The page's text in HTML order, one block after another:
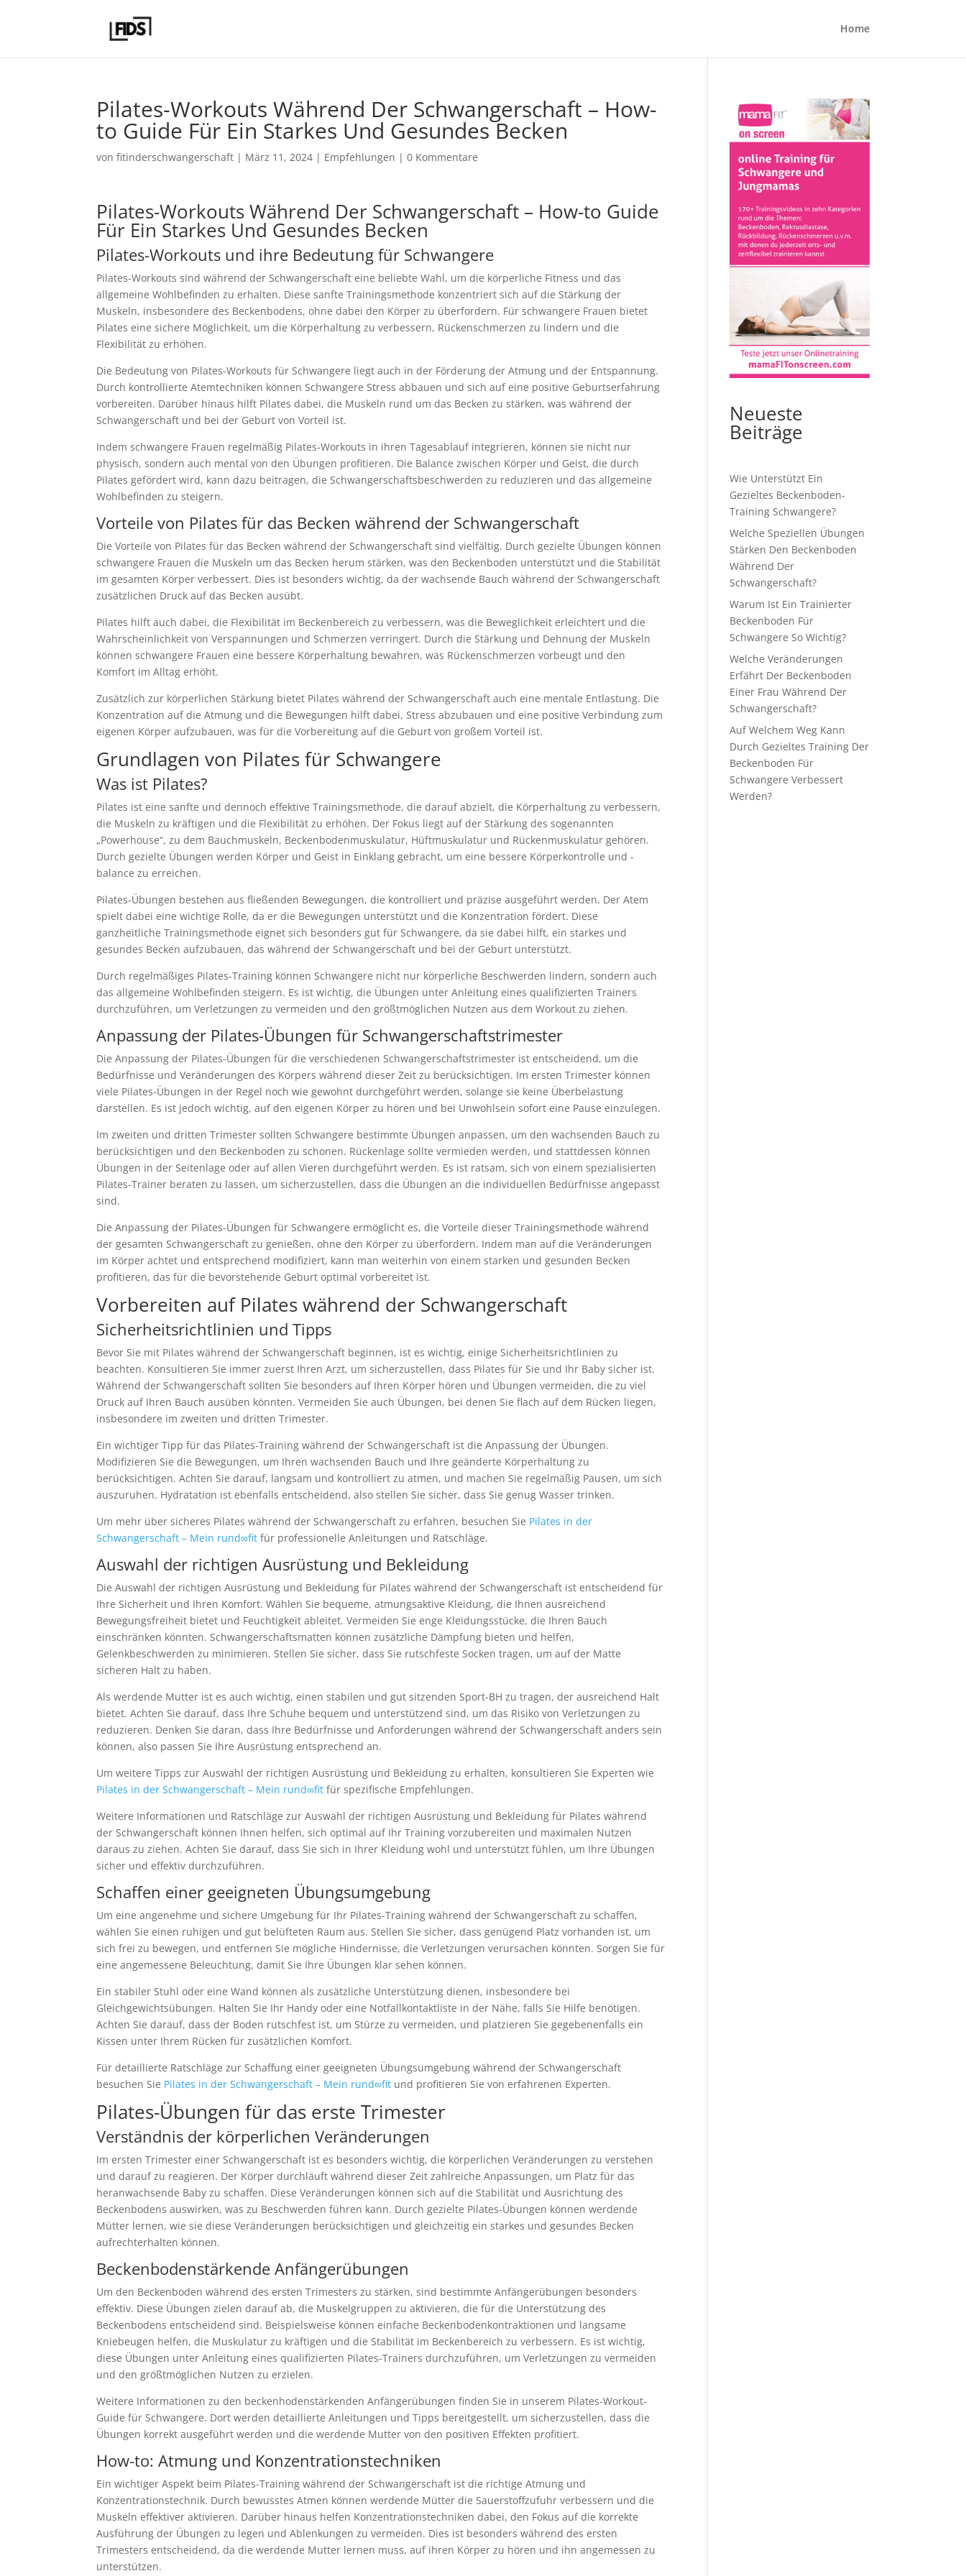
Home
Pilates-Workouts Während Der Schwangerschaft – How-
to Guide Für Ein Starkes Und Gesundes Becken
vonfitinderschwangerschaft | März 11, 2024 | Empfehlungen |0 Kommentare
Pilates-Workouts Während Der Schwangerschaft – How-to Guide
Für Ein Starkes Und Gesundes Becken
Pilates-Workouts und ihre Bedeutung für Schwangere
Pilates-Workouts sind während der Schwangerschaft eine beliebte Wahl, um die körperliche Fitness und das
allgemeine Wohlbefinden zu erhalten. Diese sanfte Trainingsmethode konzentriert sich auf die Stärkung der
Muskeln, insbesondere des Beckenbodens, ohne dabei den Körper zu überfordern. Für schwangere Frauen bietet
Pilates eine sichere Möglichkeit, um die Körperhaltung zu verbessern, Rückenschmerzen zu lindern und die
Flexibilität zu erhöhen.
Die Bedeutung von Pilates-Workouts für Schwangere liegt auch in der Förderung der Atmung und der Entspannung.
Durch kontrollierte Atemtechniken können Schwangere Stress abbauen und sich auf eine positive Geburtserfahrung
vorbereiten. Darüber hinaus hilft Pilates dabei, die Muskeln rund um das Becken zu stärken, was während der
Schwangerschaft und bei der Geburt von Vorteil ist.
Indem schwangere Frauen regelmäßig Pilates-Workouts in ihren Tagesablauf integrieren, können sie nicht nur
physisch, sondern auch mental von den Übungen profitieren. Die Balance zwischen Körper und Geist, die durch
Pilates gefördert wird, kann dazu beitragen, die Schwangerschaftsbeschwerden zu reduzieren und das allgemeine
Wohlbefinden zu steigern.
Vorteile von Pilates für das Becken während der Schwangerschaft
Die Vorteile von Pilates für das Becken während der Schwangerschaft sind vielfältig. Durch gezielte Übungen können
schwangere Frauen die Muskeln um das Becken herum stärken, was den Beckenboden unterstützt und die Stabilität
im gesamten Körper verbessert. Dies ist besonders wichtig, da der wachsende Bauch während der Schwangerschaft
zusätzlichen Druck auf das Becken ausübt.
Pilates hilft auch dabei, die Flexibilität im Beckenbereich zu verbessern, was die Beweglichkeit erleichtert und die
Wahrscheinlichkeit von Verspannungen und Schmerzen verringert. Durch die Stärkung und Dehnung der Muskeln
können schwangere Frauen eine bessere Körperhaltung bewahren, was Rückenschmerzen vorbeugt und den
Komfort im Alltag erhöht.
Zusätzlich zur körperlichen Stärkung bietet Pilates während der Schwangerschaft auch eine mentale Entlastung. Die
Konzentration auf die Atmung und die Bewegungen hilft dabei, Stress abzubauen und eine positive Verbindung zum
eigenen Körper aufzubauen, was für die Vorbereitung auf die Geburt von großem Vorteil ist.
Grundlagen von Pilates für Schwangere
Was ist Pilates?
Pilates ist eine sanfte und dennoch effektive Trainingsmethode, die darauf abzielt, die Körperhaltung zu verbessern,
die Muskeln zu kräftigen und die Flexibilität zu erhöhen. Der Fokus liegt auf der Stärkung des sogenannten
„Powerhouse“, zu dem Bauchmuskeln, Beckenbodenmuskulatur, Hüftmuskulatur und Rückenmuskulatur gehören.
Durch gezielte Übungen werden Körper und Geist in Einklang gebracht, um eine bessere Körperkontrolle und -
balance zu erreichen.
Pilates-Übungen bestehen aus fließenden Bewegungen, die kontrolliert und präzise ausgeführt werden. Der Atem
spielt dabei eine wichtige Rolle, da er die Bewegungen unterstützt und die Konzentration fördert. Diese
ganzheitliche Trainingsmethode eignet sich besonders gut für Schwangere, da sie dabei hilft, ein starkes und
gesundes Becken aufzubauen, das während der Schwangerschaft und bei der Geburt unterstützt.
Durch regelmäßiges Pilates-Training können Schwangere nicht nur körperliche Beschwerden lindern, sondern auch
das allgemeine Wohlbefinden steigern. Es ist wichtig, die Übungen unter Anleitung eines qualifizierten Trainers
durchzuführen, um Verletzungen zu vermeiden und den größtmöglichen Nutzen aus dem Workout zu ziehen.
Anpassung der Pilates-Übungen für Schwangerschaftstrimester
Die Anpassung der Pilates-Übungen für die verschiedenen Schwangerschaftstrimester ist entscheidend, um die
Bedürfnisse und Veränderungen des Körpers während dieser Zeit zu berücksichtigen. Im ersten Trimester können
viele Pilates-Übungen in der Regel noch wie gewohnt durchgeführt werden, solange sie keine Überbelastung
darstellen. Es ist jedoch wichtig, auf den eigenen Körper zu hören und bei Unwohlsein sofort eine Pause einzulegen.
Im zweiten und dritten Trimester sollten Schwangere bestimmte Übungen anpassen, um den wachsenden Bauch zu
berücksichtigen und den Beckenboden zu schonen. Rückenlage sollte vermieden werden, und stattdessen können
Übungen in der Seitenlage oder auf allen Vieren durchgeführt werden. Es ist ratsam, sich von einem spezialisierten
Pilates-Trainer beraten zu lassen, um sicherzustellen, dass die Übungen an die individuellen Bedürfnisse angepasst
sind.
Die Anpassung der Pilates-Übungen für Schwangere ermöglicht es, die Vorteile dieser Trainingsmethode während
der gesamten Schwangerschaft zu genießen, ohne den Körper zu überfordern. Indem man auf die Veränderungen
im Körper achtet und entsprechend modifiziert, kann man weiterhin von einem starken und gesunden Becken
profitieren, das für die bevorstehende Geburt optimal vorbereitet ist.
Vorbereiten auf Pilates während der Schwangerschaft
Sicherheitsrichtlinien und Tipps
Bevor Sie mit Pilates während der Schwangerschaft beginnen, ist es wichtig, einige Sicherheitsrichtlinien zu
beachten. Konsultieren Sie immer zuerst Ihren Arzt, um sicherzustellen, dass Pilates für Sie und Ihr Baby sicher ist.
Während der Schwangerschaft sollten Sie besonders auf Ihren Körper hören und Übungen vermeiden, die zu viel
Druck auf Ihren Bauch ausüben könnten. Vermeiden Sie auch Übungen, bei denen Sie flach auf dem Rücken liegen,
insbesondere im zweiten und dritten Trimester.
Ein wichtiger Tipp für das Pilates-Training während der Schwangerschaft ist die Anpassung der Übungen.
Modifizieren Sie die Bewegungen, um Ihren wachsenden Bauch und Ihre geänderte Körperhaltung zu
berücksichtigen. Achten Sie darauf, langsam und kontrolliert zu atmen, und machen Sie regelmäßig Pausen, um sich
auszuruhen. Hydratation ist ebenfalls entscheidend, also stellen Sie sicher, dass Sie genug Wasser trinken.
Um mehr über sicheres Pilates während der Schwangerschaft zu erfahren, besuchen Sie Pilates in der
Schwangerschaft – Mein rund∞fit für professionelle Anleitungen und Ratschläge.
Auswahl der richtigen Ausrüstung und Bekleidung
Die Auswahl der richtigen Ausrüstung und Bekleidung für Pilates während der Schwangerschaft ist entscheidend für
Ihre Sicherheit und Ihren Komfort. Wählen Sie bequeme, atmungsaktive Kleidung, die Ihnen ausreichend
Bewegungsfreiheit bietet und Feuchtigkeit ableitet. Vermeiden Sie enge Kleidungsstücke, die Ihren Bauch
einschränken könnten. Schwangerschaftsmatten können zusätzliche Dämpfung bieten und helfen,
Gelenkbeschwerden zu minimieren. Stellen Sie sicher, dass Sie rutschfeste Socken tragen, um auf der Matte
sicheren Halt zu haben.
Als werdende Mutter ist es auch wichtig, einen stabilen und gut sitzenden Sport-BH zu tragen, der ausreichend Halt
bietet. Achten Sie darauf, dass Ihre Schuhe bequem und unterstützend sind, um das Risiko von Verletzungen zu
reduzieren. Denken Sie daran, dass Ihre Bedürfnisse und Anforderungen während der Schwangerschaft anders sein
können, also passen Sie Ihre Ausrüstung entsprechend an.
Um weitere Tipps zur Auswahl der richtigen Ausrüstung und Bekleidung zu erhalten, konsultieren Sie Experten wie
Pilates in der Schwangerschaft – Mein rund∞fit für spezifische Empfehlungen.
Weitere Informationen und Ratschläge zur Auswahl der richtigen Ausrüstung und Bekleidung für Pilates während
der Schwangerschaft können Ihnen helfen, sich optimal auf Ihr Training vorzubereiten und maximalen Nutzen
daraus zu ziehen. Achten Sie darauf, dass Sie sich in Ihrer Kleidung wohl und unterstützt fühlen, um Ihre Übungen
sicher und effektiv durchzuführen.
Schaffen einer geeigneten Übungsumgebung
Um eine angenehme und sichere Umgebung für Ihr Pilates-Training während der Schwangerschaft zu schaffen,
wählen Sie einen ruhigen und gut belüfteten Raum aus. Stellen Sie sicher, dass genügend Platz vorhanden ist, um
sich frei zu bewegen, und entfernen Sie mögliche Hindernisse, die Verletzungen verursachen könnten. Sorgen Sie für
eine angemessene Beleuchtung, damit Sie Ihre Übungen klar sehen können.
Ein stabiler Stuhl oder eine Wand können als zusätzliche Unterstützung dienen, insbesondere bei
Gleichgewichtsübungen. Halten Sie Ihr Handy oder eine Notfallkontaktliste in der Nähe, falls Sie Hilfe benötigen.
Achten Sie darauf, dass der Boden rutschfest ist, um Stürze zu vermeiden, und platzieren Sie gegebenenfalls ein
Kissen unter Ihrem Rücken für zusätzlichen Komfort.
Für detaillierte Ratschläge zur Schaffung einer geeigneten Übungsumgebung während der Schwangerschaft
besuchen Sie Pilates in der Schwangerschaft – Mein rund∞fit und profitieren Sie von erfahrenen Experten.
Pilates-Übungen für das erste Trimester
Verständnis der körperlichen Veränderungen
Im ersten Trimester einer Schwangerschaft ist es besonders wichtig, die körperlichen Veränderungen zu verstehen
und darauf zu reagieren. Der Körper durchläuft während dieser Zeit zahlreiche Anpassungen, um Platz für das
heranwachsende Baby zu schaffen. Diese Veränderungen können sich auf die Stabilität und Ausrichtung des
Beckenbodens auswirken, was zu Beschwerden führen kann. Durch gezielte Pilates-Übungen können werdende
Mütter lernen, wie sie diese Veränderungen berücksichtigen und gleichzeitig ein starkes und gesundes Becken
aufrechterhalten können.
Beckenbodenstärkende Anfängerübungen
Um den Beckenboden während des ersten Trimesters zu stärken, sind bestimmte Anfängerübungen besonders
effektiv. Diese Übungen zielen darauf ab, die Muskelgruppen zu aktivieren, die für die Unterstützung des
Beckenbodens entscheidend sind. Beispielsweise können einfache Beckenbodenkontraktionen und langsame
Kniebeugen helfen, die Muskulatur zu kräftigen und die Stabilität im Beckenbereich zu verbessern. Es ist wichtig,
diese Übungen unter Anleitung eines qualifizierten Pilates-Trainers durchzuführen, um Verletzungen zu vermeiden
und den größtmöglichen Nutzen zu erzielen.
Weitere Informationen zu den beckenhodenstärkenden Anfängerübungen finden Sie in unserem Pilates-Workout-
Guide für Schwangere. Dort werden detaillierte Anleitungen und Tipps bereitgestellt, um sicherzustellen, dass die
Übungen korrekt ausgeführt werden und die werdende Mutter von den positiven Effekten profitiert.
How-to: Atmung und Konzentrationstechniken
Ein wichtiger Aspekt beim Pilates-Training während der Schwangerschaft ist die richtige Atmung und
Konzentrationstechnik. Durch bewusstes Atmen können werdende Mütter die Sauerstoffzufuhr verbessern und die
Muskeln effektiver aktivieren. Darüber hinaus helfen Konzentrationstechniken dabei, den Fokus auf die korrekte
Ausführung der Übungen zu legen und Ablenkungen zu vermeiden. Dies ist besonders während des ersten
Trimesters entscheidend, da die werdende Mutter lernen muss, auf ihren Körper zu hören und ihn angemessen zu
unterstützen.
Neueste
Beiträge
Wie Unterstützt Ein
Gezieltes Beckenboden-
Training Schwangere?
Welche Speziellen Übungen
Stärken Den Beckenboden
Während Der
Schwangerschaft?
Warum Ist Ein Trainierter
Beckenboden Für
Schwangere So Wichtig?
Welche Veränderungen
Erfährt Der Beckenboden
Einer Frau Während Der
Schwangerschaft?
Auf Welchem Weg Kann
Durch Gezieltes Training Der
Beckenboden Für
Schwangere Verbessert
Werden?